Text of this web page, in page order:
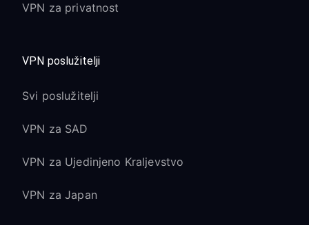
VPN za privatnost
VPN poslužitelji
Svi poslužitelji
VPN za SAD
VPN za Ujedinjeno Kraljevstvo
VPN za Japan